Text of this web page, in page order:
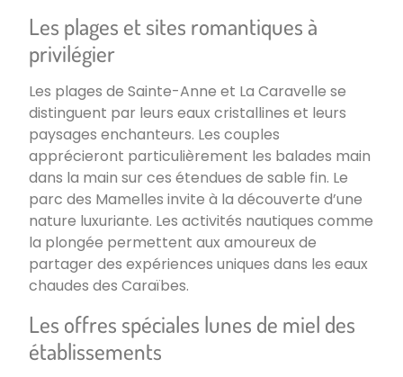
Les plages et sites romantiques à
privilégier
Les plages de Sainte-Anne et La Caravelle se
distinguent par leurs eaux cristallines et leurs
paysages enchanteurs. Les couples
apprécieront particulièrement les balades main
dans la main sur ces étendues de sable fin. Le
parc des Mamelles invite à la découverte d’une
nature luxuriante. Les activités nautiques comme
la plongée permettent aux amoureux de
partager des expériences uniques dans les eaux
chaudes des Caraïbes.
Les offres spéciales lunes de miel des
établissements